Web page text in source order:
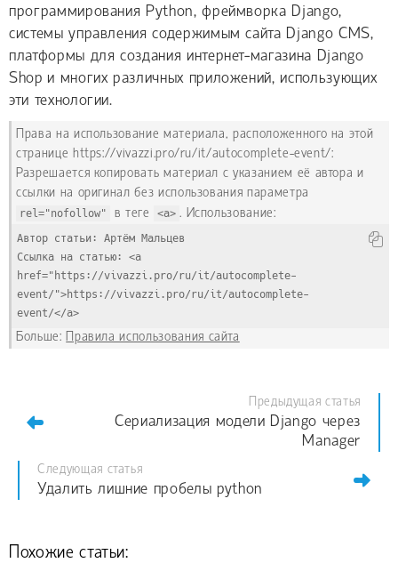
программирования Python, фреймворка Django,
системы управления содержимым сайта Django CMS,
платформы для создания интернет-магазина Django
Shop и многих различных приложений, использующих
эти технологии.
Права на использование материала, расположенного на этой
странице https://vivazzi.pro/ru/it/autocomplete-event/:
Разрешается копировать материал с указанием её автора и
ссылки на оригинал без использования параметра
rel="nofollow" в теге <a> . Использование:
Автор статьи: Артём Мальцев
Ссылка на статью: <a
href="https://vivazzi.pro/ru/it/autocomplete-
event/">https://vivazzi.pro/ru/it/autocomplete-
event/</a>
Больше:Правила использования сайта
Предыдущая статья
Сериализация модели Django через
Manager
Следующая статья
Удалить лишние пробелы python
Похожие статьи: